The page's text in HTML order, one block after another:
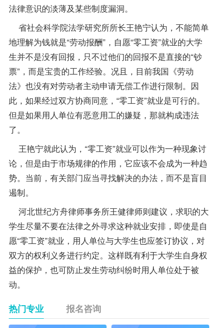
法律意识的淡薄及某些制度漏洞。
省社会科学院法学研究所所长王艳宁认为，不能简单
地理解为钱就是“劳动报酬”，自愿“零工资”就业的大学
生并不是没有回报，只不过他们的回报不是直接的“钞
票”，而是宝贵的工作经验。况且，目前我国《劳动
法》也没有对劳动者主动申请无偿工作进行限制。因
此，如果经过双方协商同意，“零工资”就业是可行的。
但是如果用人单位有恶意用工的嫌疑，那就构成违法
了。
王艳宁就此认为，“零工资”就业可以作为一种现象讨
论，但是由于市场规律的作用，它应该不会成为一种趋
势。当前，有关部门应当寻找解决的办法，而不是盲目
遏制。
河北世纪方舟律师事务所王健律师则建议，求职的大
学生尽量不要在法律之外寻求这种就业安排，即使是自
愿“零工资”就业，用人单位与大学生也应签订协议，对
双方的权利义务进行约定。这样既有利于大学生自身权
益的保护，也可防止发生劳动纠纷时用人单位处于被
动。
热门专业 报名咨询